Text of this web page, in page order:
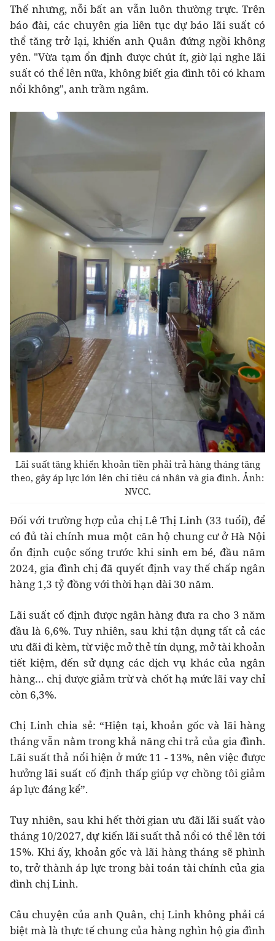
Thế nhưng, nỗi bất an vẫn luôn thường trực. Trên
báo đài, các chuyên gia liên tục dự báo lãi suất có
thể tăng trở lại, khiến anh Quân đứng ngồi không
yên. "Vừa tạm ổn định được chút ít, giờ lại nghe lãi
suất có thể lên nữa, không biết gia đình tôi có kham
nổi không", anh trầm ngâm.
Lãi suất tăng khiến khoản tiền phải trả hàng tháng tăng
theo, gây áp lực lớn lên chi tiêu cá nhân và gia đình. Ảnh:
NVCC.
Đối với trường hợp của chị Lê Thị Linh (33 tuổi), để
có đủ tài chính mua một căn hộ chung cư ở Hà Nội
ổn định cuộc sống trước khi sinh em bé, đầu năm
2024, gia đình chị đã quyết định vay thế chấp ngân
hàng 1,3 tỷ đồng với thời hạn dài 30 năm.
Lãi suất cố định được ngân hàng đưa ra cho 3 năm
đầu là 6,6%. Tuy nhiên, sau khi tận dụng tất cả các
ưu đãi đi kèm, từ việc mở thẻ tín dụng, mở tài khoản
tiết kiệm, đến sử dụng các dịch vụ khác của ngân
hàng… chị được giảm trừ và chốt hạ mức lãi vay chỉ
còn 6,3%.
Chị Linh chia sẻ: “Hiện tại, khoản gốc và lãi hàng
tháng vẫn nằm trong khả năng chi trả của gia đình.
Lãi suất thả nổi hiện ở mức 11 - 13%, nên việc được
hưởng lãi suất cố định thấp giúp vợ chồng tôi giảm
áp lực đáng kể”.
Tuy nhiên, sau khi hết thời gian ưu đãi lãi suất vào
tháng 10/2027, dự kiến lãi suất thả nổi có thể lên tới
15%. Khi ấy, khoản gốc và lãi hàng tháng sẽ phình
to, trở thành áp lực trong bài toán tài chính của gia
đình chị Linh.
Câu chuyện của anh Quân, chị Linh không phải cá
biệt mà là thực tế chung của hàng nghìn hộ gia đình